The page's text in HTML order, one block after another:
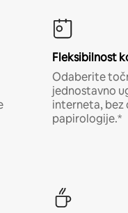
Fleksibilnost
Odaberite
jednostavno
interneta, bez
papirologije.*